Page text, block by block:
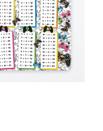
Zakładka tradycyjna